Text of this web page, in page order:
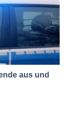
aus und